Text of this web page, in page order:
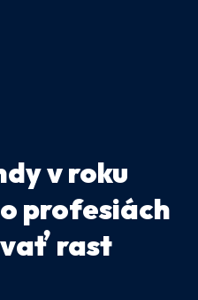
v roku
profesiách
rast